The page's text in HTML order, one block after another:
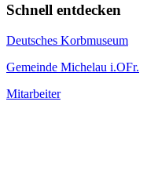
Schnell entdecken
Deutsches Korbmuseum
Gemeinde Michelau i.OFr.
Mitarbeiter